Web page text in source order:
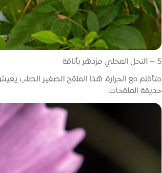
5 – النحل المحلي مزدهر بأناقة
متأقلم مع الحرارة، هذا الملقح الصغير الصلب
حديقة الملقحات.